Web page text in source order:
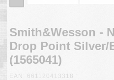
Smith&Wesson -
Drop Point Silver/
(1565041)
EAN: 661120413318